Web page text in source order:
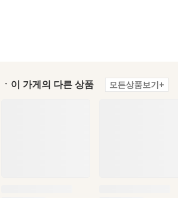
ㆍ이 가게의 다른 상품 모든상품보기+